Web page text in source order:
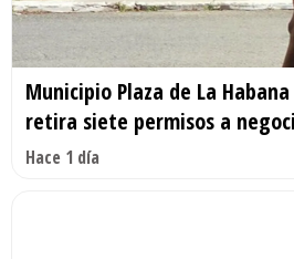
Municipio Plaza de La
retira siete permisos a
Hace 1 día